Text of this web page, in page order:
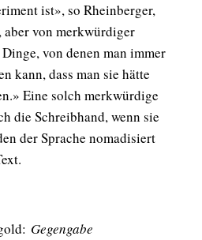
ist», so Rheinberger,
aber von merkwürdiger
von denen man immer
kann, dass man sie hätte
Eine solch merkwürdige
die Schreibhand, wenn sie
der Sprache nomadisiert
Gegengabe